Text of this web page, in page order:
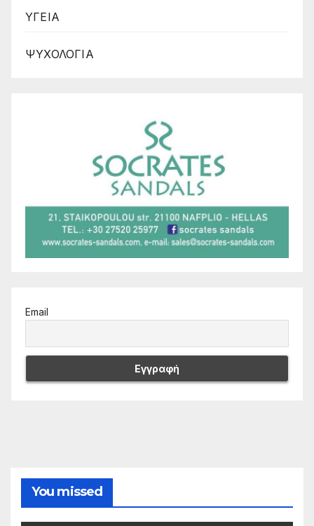
ΥΓΕΙΑ
ΨΥΧΟΛΟΓΙΑ
Email
You missed